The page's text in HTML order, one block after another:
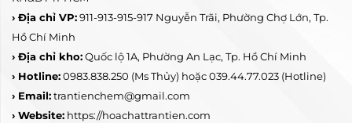
› Địa chỉ VP:911-913-915-917 Nguyễn Trãi, Phường Chợ Lớn, Tp.
Hồ Chí Minh
› Địa chỉ kho:Quốc lộ 1A, Phường An Lạc, Tp. Hồ Chí Minh
› Hotline: 0983.838.250 (Ms Thủy) hoặc 039.44.77.023(Hotline)
› Email:trantienchem@gmail.com
› Website: https://hoachattrantien.com